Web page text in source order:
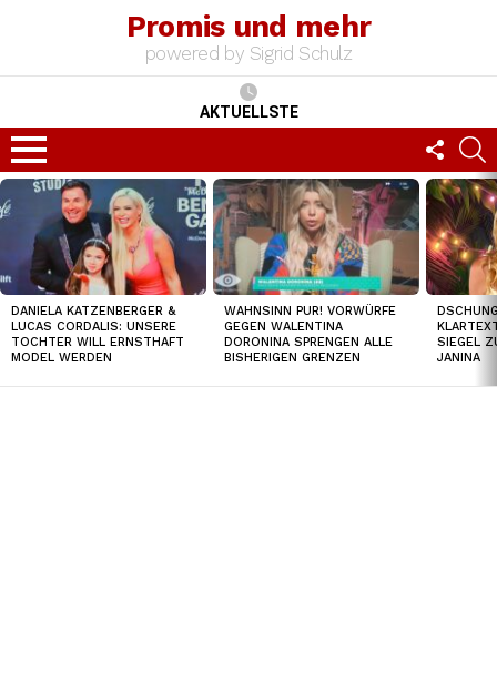
Promis und mehr
powered by Sigrid Schulz
AKTUELLSTE
Menu
US
TOP
NEWS
DANIELA KATZENBERGER &
LUCAS CORDALIS: UNSERE
TOCHTER WILL ERNSTHAFT
MODEL WERDEN
WAHNSINN PUR! VORWÜRFE
GEGEN WALENTINA
DORONINA SPRENGEN ALLE
BISHERIGEN GRENZEN
SIEGEL
JANINA